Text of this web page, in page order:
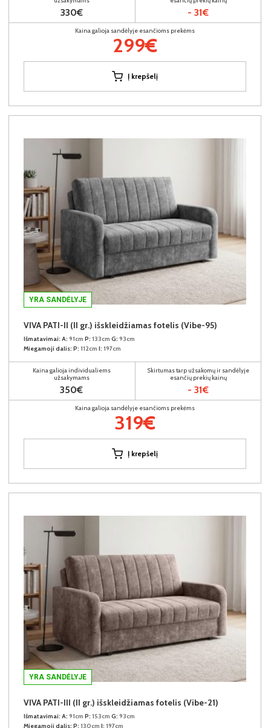
330€ - 31€
Kaina galioja sandėlyje esančioms prekėms
299€
Į krepšelį
YRA SANDĖLYJE
VIVA PATI-II (II gr.) išskleidžiamas fotelis (Vibe-95)
Išmatavimai: A: 91cm P: 133cm G: 93cm
Miegamoji dalis: P: 112cm I: 197cm
Kaina galioja individualiems
užsakymams
350€
Skirtumas tarp užsakomų ir sandėlyje
esančių prekių kainų
- 31€
Kaina galioja sandėlyje esančioms prekėms
319€
Į krepšelį
YRA SANDĖLYJE
VIVA PATI-III (II gr.) išskleidžiamas fotelis (Vibe-21)
Išmatavimai: A: 91cm P: 153cm G: 93cm
Miegamoji dalis: P: 130cm I: 197cm